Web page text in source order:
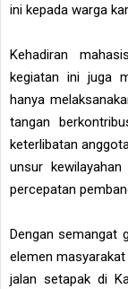
ini kepada warga
Kehadiran
kegiatan ini juga
hanya
tangan
keterlibatan
unsur
percepatan
Dengan semangat
elemen
jalan setapak di